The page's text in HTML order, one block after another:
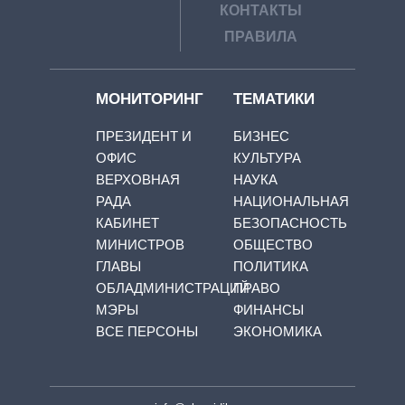
КОНТАКТЫ
ПРАВИЛА
МОНИТОРИНГ
ПРЕЗИДЕНТ И
ОФИС
ВЕРХОВНАЯ
РАДА
КАБИНЕТ
МИНИСТРОВ
ГЛАВЫ
ОБЛАДМИНИСТРАЦИЙ
МЭРЫ
ВСЕ ПЕРСОНЫ
ТЕМАТИКИ
БИЗНЕС
КУЛЬТУРА
НАУКА
НАЦИОНАЛЬНАЯ
БЕЗОПАСНОСТЬ
ОБЩЕСТВО
ПОЛИТИКА
ПРАВО
ФИНАНСЫ
ЭКОНОМИКА